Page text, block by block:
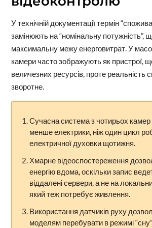
У технічній документації термін
замінюють на “номінальну потужність”,
максимальну межу енерговитрат. У
камери часто зображують як пристрої,
величезних ресурсів, проте реальність
зворотне.
Сучасна система з чотирьох камер
менше електрики, ніж один цикл
електричної духовки щотижня.
Хмарне відеоспостереження
енергію вдома, оскільки запис
віддалені сервери, а не на
який теж потребує живлення.
Використання датчиків руху
моделям перебувати в режимі